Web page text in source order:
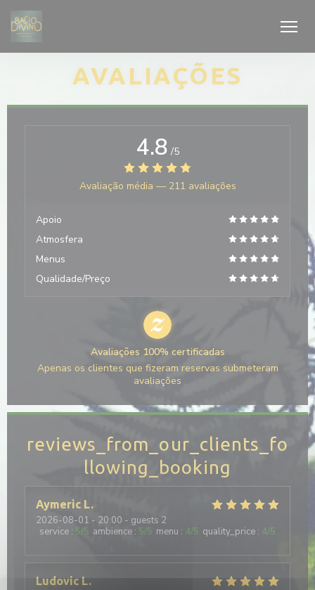
Painel de Gerenciamento de Cookies
AVALIAÇÕES
reviews_from_our_clients_fo
llowing_booking
Aymeric L
2026-08-01 - 20:00 - guests 2
service : 5/5 ambience : 5/5 menu : 4/5 quality_price : 4/5
Ludovic L
4.8 /5
Avaliação média — 211 avaliações
Apoio
Atmosfera
Menus
Qualidade/Preço
Avaliações 100% certificadas
Apenas os clientes que fizeram reservas submeteram
avaliações